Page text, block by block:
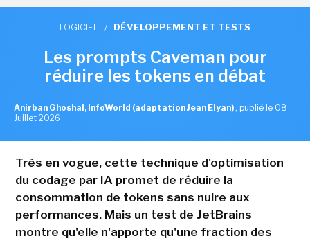
LOGICIEL / DÉVELOPPEMENT ET TESTS
Les prompts Caveman pour
réduire les tokens en débat
Anirban Ghoshal, InfoWorld (adaptation Jean Elyan) , publié le 08
Juillet 2026
Très en vogue, cette technique d'optimisation
du codage par IA promet de réduire la
consommation de tokens sans nuire aux
performances. Mais un test de JetBrains
montre qu'elle n'apporte qu'une fraction des